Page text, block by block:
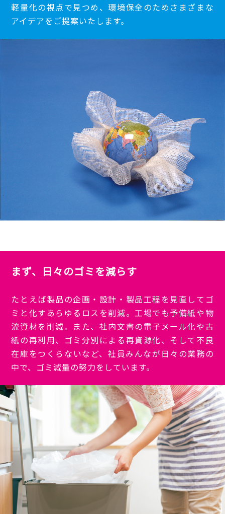
軽量化の視点で見つめ、環境保全のためさまざまな
アイデアをご提案いたします。
まず、日々のゴミを減らす
たとえば製品の企画・設計・製品工程を見直してゴ
ミと化すあらゆるロスを削減。工場でも予備紙や物
流資材を削減。また、社内文書の電子メール化や古
紙の再利用、ゴミ分別による再資源化、そして不良
在庫をつくらないなど、社員みんなが日々の業務の
中で、ゴミ減量の努力をしています。